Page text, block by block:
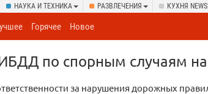
НАУКА И ТЕХНИКА РАЗВЛЕЧЕНИЯ КУХНЯ
Горячее Новое
по спорным случаям
за нарушения дорожных